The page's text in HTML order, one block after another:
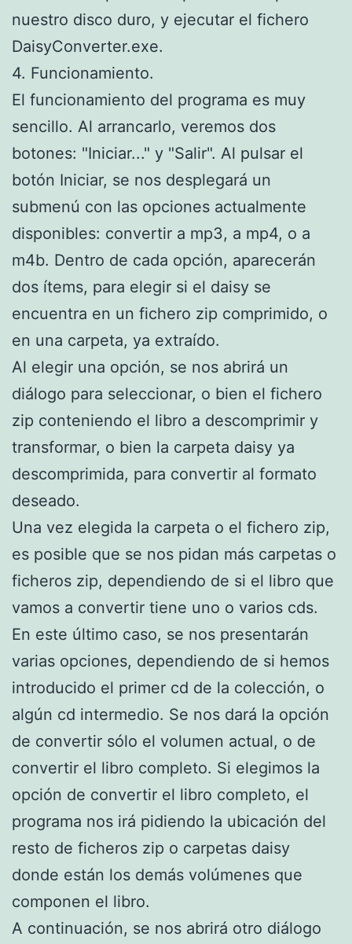
nuestro disco duro, y ejecutar el fichero
DaisyConverter.exe.
4. Funcionamiento.
El funcionamiento del programa es muy
sencillo. Al arrancarlo, veremos dos
botones: "Iniciar..." y "Salir". Al pulsar el
botón Iniciar, se nos desplegará un
submenú con las opciones actualmente
disponibles: convertir a mp3, a mp4, o a
m4b. Dentro de cada opción, aparecerán
dos ítems, para elegir si el daisy se
encuentra en un fichero zip comprimido, o
en una carpeta, ya extraído.
Al elegir una opción, se nos abrirá un
diálogo para seleccionar, o bien el fichero
zip conteniendo el libro a descomprimir y
transformar, o bien la carpeta daisy ya
descomprimida, para convertir al formato
deseado.
Una vez elegida la carpeta o el fichero zip,
es posible que se nos pidan más carpetas o
ficheros zip, dependiendo de si el libro que
vamos a convertir tiene uno o varios cds.
En este último caso, se nos presentarán
varias opciones, dependiendo de si hemos
introducido el primer cd de la colección, o
algún cd intermedio. Se nos dará la opción
de convertir sólo el volumen actual, o de
convertir el libro completo. Si elegimos la
opción de convertir el libro completo, el
programa nos irá pidiendo la ubicación del
resto de ficheros zip o carpetas daisy
donde están los demás volúmenes que
componen el libro.
A continuación, se nos abrirá otro diálogo